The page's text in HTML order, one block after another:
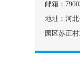
邮箱：
地址：河
园区苏正